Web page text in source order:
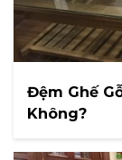
Đệm Ghế
Không?